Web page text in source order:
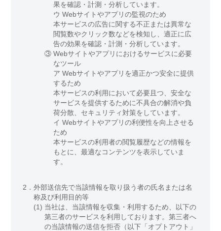
果を確認・計測・分析しています。
ウ Webサイトやアプリの監視のため
本サービスの広告に関する不正または異常な
閲覧数やクリック数などを検知し、適正に広
告の効果を確認・計測・分析しています。
③Webサイトやアプリにおけるサービスに必要
なツール
ア Webサイトやアプリを適正かつ安全に提供
するため
本サービスの利用において必要且つ、安全な
サービスを提供するために不具合の解消や負
荷分散、セキュリティ対策をしています。
イ Webサイトやアプリの利便性を向上させる
ため
本サービスの利用者の閲覧履歴などの情報を
もとに、最適なコンテンツを表示していま
す。
2．外部送信先で当該情報を取り扱う者の氏名または名
称及び利用目的等
(1) 当社は、当該情報を収集・利用するため、以下の
第三者のサービスを利用しております。第三者へ
の当該情報の送信を拒否（以下「オプトアウト」